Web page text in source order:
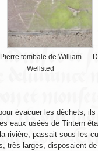
Pierre tombale de William
Wellsted
évacuer les déchets,
eaux usées de Tintern
la rivière, passait sous les
très larges, disposaient